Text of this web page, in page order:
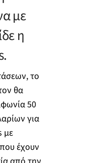
με
η
το
θα
50
για
με
έχουν